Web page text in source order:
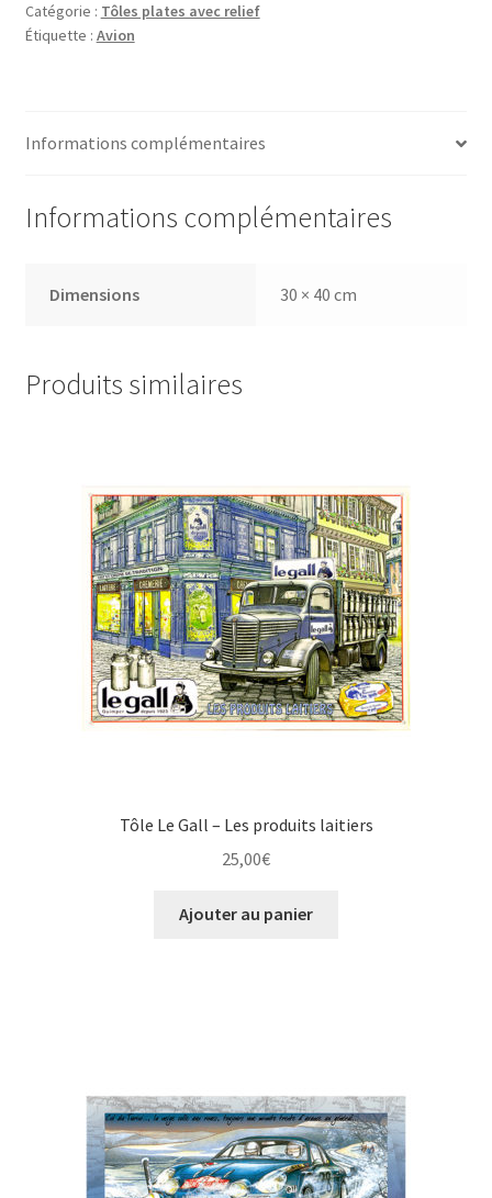
E.B.
Meyrowitz
Catégorie : Tôles plates avec relief
Étiquette : Avion
Informations complémentaires
Informations complémentaires
Dimensions 30 × 40 cm
Produits similaires
Tôle Le Gall – Les produits laitiers
25,00€
Ajouter au panier